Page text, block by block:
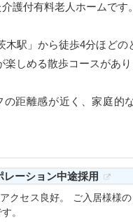
護付有料老人ホームです。
駅」から徒歩4分ほどの
しめる散歩コースがあり
距離感が近く、家庭的
ーション中途採用
クセス良好。 ご入居様様
。